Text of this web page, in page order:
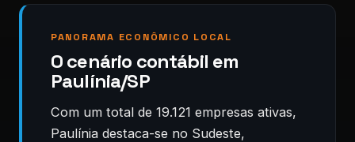
PANORAMA ECONÔMICO LOCAL
O cenário contábil em
Paulínia/SP
Com um total de 19.121 empresas ativas,
Paulínia destaca-se no Sudeste,